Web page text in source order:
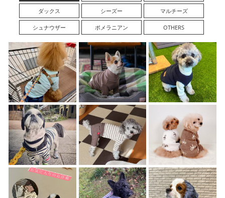
ダックス シーズー マルチーズ
シュナウザー ポメラニアン OTHERS